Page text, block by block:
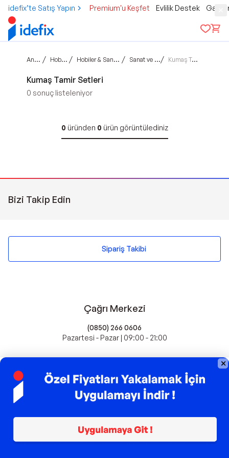
idefix’te Satış Yapın Premium'u Keşfet Evlilik Destek
Ana sayfa / Hobi & Kültür / Hobiler & Sanatsal Çalışmalar / Sanat ve El İşi Setleri / Kumaş Tamir Setleri
Kumaş Tamir Setleri
0 sonuç listeleniyor
0 üründen 0 ürün görüntülediniz
Bizi Takip Edin
Popüler Markalar
Farmasi
Xiaomi
Lavazza
Fashcolle
Pro Plan
Sipariş Takibi
Çağrı Merkezi
(0850) 266 0606
Pazartesi - Pazar | 09:00 - 21:00